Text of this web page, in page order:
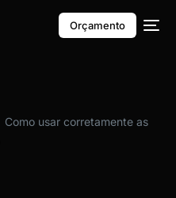
Orçamento
Como usar corretamente as